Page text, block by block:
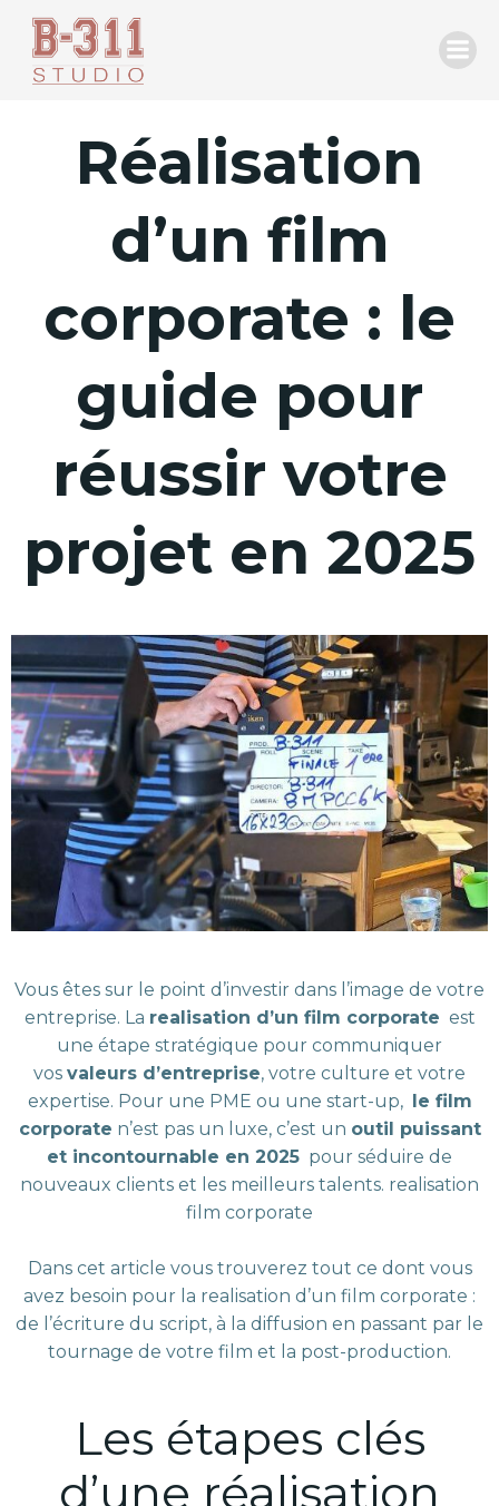
Réalisation
d’un film
corporate : le
guide pour
réussir votre
projet en 2025
Vous êtes sur le point d’investir dans l’image de votre
entreprise. La realisation d’un film corporate est
une étape stratégique pour communiquer
vos valeurs d’entreprise, votre culture et votre
expertise. Pour une PME ou une start-up,
le film
corporate n’est pas un luxe, c’est un outil puissant
et incontournable en 2025 pour séduire de
nouveaux clients et les meilleurs talents. realisation
film corporate
Dans cet article vous trouverez tout ce dont vous
avez besoin pour la realisation d’un film corporate :
de l’écriture du script, à la diffusion en passant par le
tournage de votre film et la post-production.
Les étapes clés
d’une réalisation